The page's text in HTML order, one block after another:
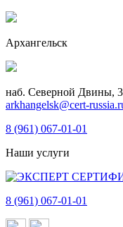
Архангельск
наб. Северной Двины,
arkhangelsk@cert-
8 (961) 067-01-01
Наши услуги
8 (961) 067-01-01